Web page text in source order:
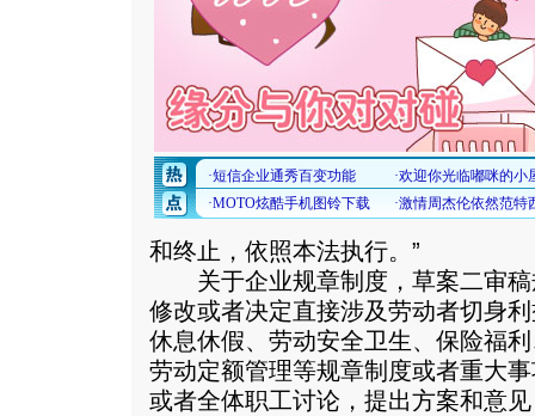
和终止，依照本法执行。”
关于企业规章制度，草案二审稿
修改或者决定直接涉及劳动者切身
休息休假、劳动安全卫生、保险福
劳动定额管理等规章制度或者重大
或者全体职工讨论，提出方案和意